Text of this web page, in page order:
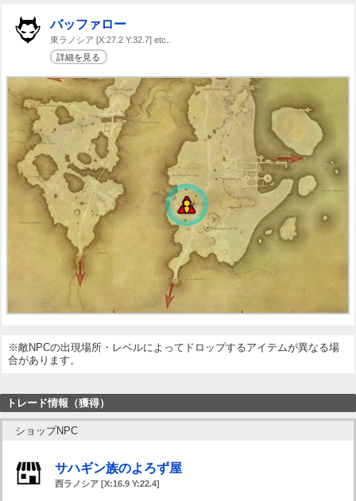
バッファロー
東ラノシア [X:27.2 Y:32.7] etc..
詳細を見る
※敵NPCの出現場所・レベルによってドロップするアイテムが異なる場
合があります。
トレード情報（獲得）
ショップNPC
サハギン族のよろず屋
西ラノシア [X:16.9 Y:22.4]